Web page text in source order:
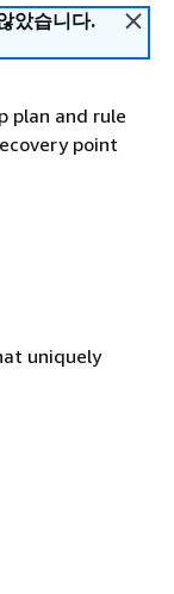
았습니다.
plan and rule
point
uniquely